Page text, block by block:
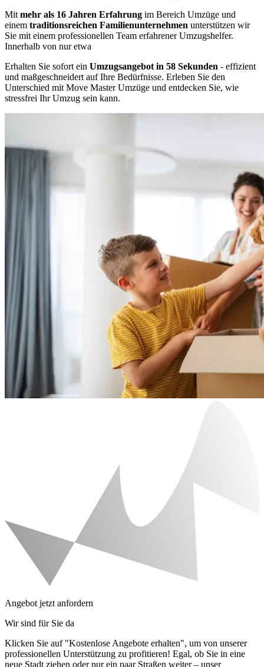
Mit mehr als 16 Jahren Erfahrung im Bereich Umzüge und
einem traditionsreichen Familienunternehmen unterstützen wir
Sie mit einem professionellen Team erfahrener Umzugshelfer.
Innerhalb von nur etwa
Erhalten Sie sofort ein Umzugsangebot in 58 Sekunden - effizient
und maßgeschneidert auf Ihre Bedürfnisse. Erleben Sie den
Unterschied mit Move Master Umzüge und entdecken Sie, wie
stressfrei Ihr Umzug sein kann.
Angebot jetzt anfordern
Wir sind für Sie da
Klicken Sie auf "Kostenlose Angebote erhalten", um von unserer
professionellen Unterstützung zu profitieren! Egal, ob Sie in eine
neue Stadt ziehen oder nur ein paar Straßen weiter – unser